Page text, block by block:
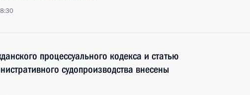
процессуального кодекса и статью
судопроизводства внесены